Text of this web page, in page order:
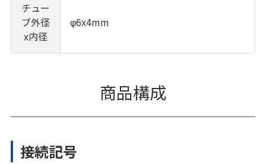
チュー
ブ外径
x内径
φ6x4mm
商品構成
接続記号